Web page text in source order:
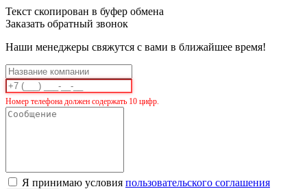
Текст скопирован в буфер обмена
Заказать обратный звонок
Наши менеджеры свяжутся с вами в ближайшее время!
Номер телефона должен содержать 10 цифр.
Я принимаю условия пользовательского соглашения